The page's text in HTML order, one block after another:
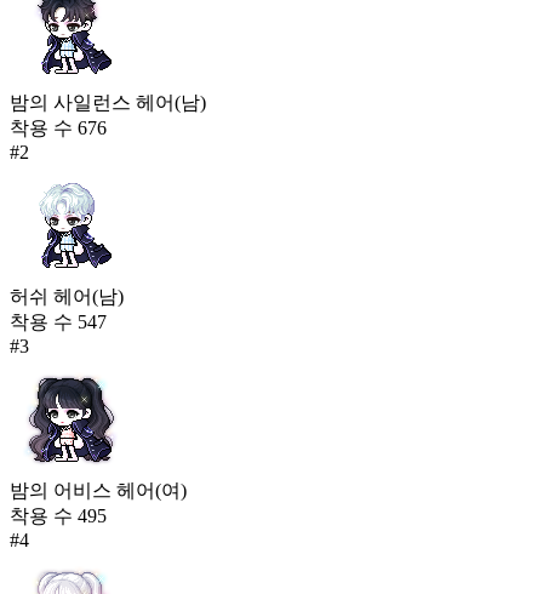
밤의 사일런스 헤어(남)
착용 수 676
#2
허쉬 헤어(남)
착용 수 547
#3
밤의 어비스 헤어(여)
착용 수 495
#4